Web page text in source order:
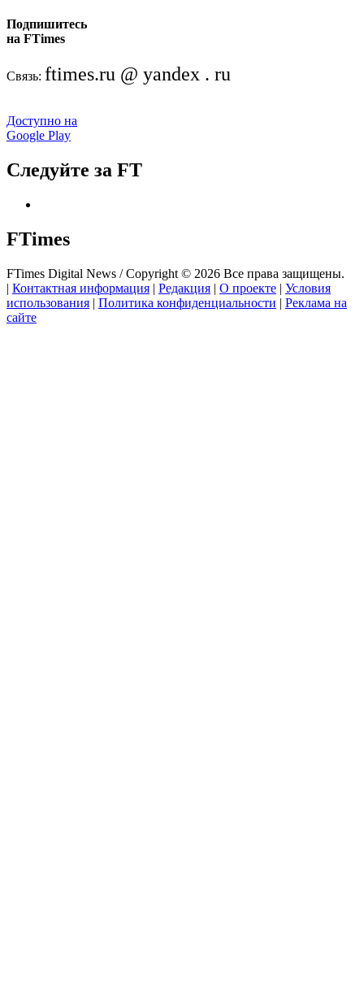
Подпишитесь
на FTimes
Связь: ftimes.ru @ yandex . ru
Доступно на
Google Play
Следуйте за FT
FTimes
FTimes Digital News / Copyright © 2026 Все права защищены.
| Контактная информация | Редакция | О проекте | Условия
использования | Политика конфиденциальности | Реклама на
сайте